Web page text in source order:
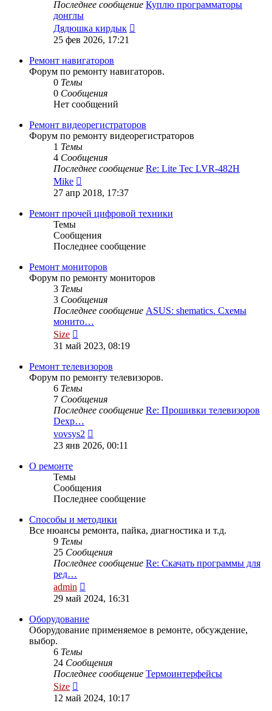
Последнее сообщение Куплю программаторы
донглы
Дядюшка кирдык
25 фев 2026, 17:21
Ремонт навигаторов
Форум по ремонту навигаторов.
0 Темы
0 Сообщения
Нет сообщений
Ремонт видеорегистраторов
Форум по ремонту видеорегистраторов
1 Темы
4 Сообщения
Последнее сообщение Re: Lite Tec LVR-482H
Mike
к
сообщению
27 апр 2018, 17:37
Ремонт прочей цифровой техники
Темы
Сообщения
Последнее сообщение
Ремонт мониторов
Форум по ремонту мониторов
3 Темы
3 Сообщения
Последнее сообщение ASUS: shematics. Схемы
монито…
Size
к
сообщению
31 май 2023, 08:19
Ремонт телевизоров
Форум по ремонту телевизоров.
6 Темы
7 Сообщения
Последнее сообщение Re: Прошивки телевизоров
Dexp…
vovsys2
к
23 янв 2026, 00:11
О ремонте
Темы
Сообщения
Последнее сообщение
Способы и методики
Все нюансы ремонта, пайка, диагностика и т.д.
9 Темы
25 Сообщения
Последнее сообщение Re: Скачать программы для
ред…
admin
к
сообщению
29 май 2024, 16:31
Оборудование
Оборудование применяемое в ремонте, обсуждение,
выбор.
6 Темы
24 Сообщения
Последнее сообщение Термоинтерфейсы
Size
к
12 май 2024, 10:17